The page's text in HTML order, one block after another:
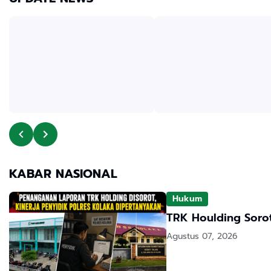
KABAR NASIONAL
Hukum
TRK Houlding
Agustus 07, 2026